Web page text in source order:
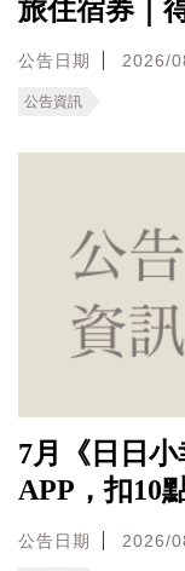
旅住宿券｜
公告日期 2026/
公告資訊
7月《日日
APP，扣10
公告日期 2026/